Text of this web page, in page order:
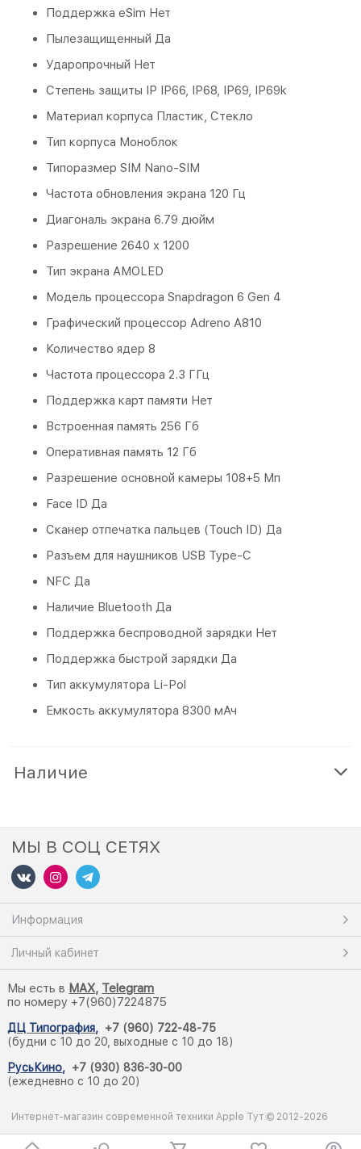
Поддержка eSim Нет
Пылезащищенный Да
Ударопрочный Нет
Степень защиты IP IP66, IP68, IP69, IP69k
Материал корпуса Пластик, Стекло
Тип корпуса Моноблок
Типоразмер SIM Nano-SIM
Частота обновления экрана 120 Гц
Диагональ экрана 6.79 дюйм
Разрешение 2640 x 1200
Тип экрана AMOLED
Модель процессора Snapdragon 6 Gen 4
Графический процессор Adreno A810
Количество ядер 8
Частота процессора 2.3 ГГц
Поддержка карт памяти Нет
Встроенная память 256 Гб
Оперативная память 12 Гб
Разрешение основной камеры 108+5 Мп
Face ID Да
Сканер отпечатка пальцев (Touch ID) Да
Разъем для наушников USB Type-C
NFC Да
Наличие Bluetooth Да
Поддержка беспроводной зарядки Нет
Поддержка быстрой зарядки Да
Тип аккумулятора Li-Pol
Емкость аккумулятора 8300 мАч
Наличие
МЫ В СОЦ СЕТЯХ
Информация
Личный кабинет
Мы есть в MAX, Telegram
по номеру +7(960)7224875
ДЦ Типография, +7 (960) 722-48-75
(будни с 10 до 20, выходные с 10 до 18)
РусьКино, +7 (930) 836-30-00
(ежедневно с 10 до 20)
Интернет-магазин современной техники Apple Тут © 2012-2026